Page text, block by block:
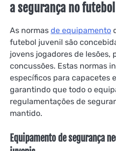
a segurança no
As normas de equipamento
futebol juvenil são
jovens jogadores de lesões,
concussões. Estas normas
específicos para capacetes
garantindo que todo o
regulamentações de
mantido.
Equipamento de segurança